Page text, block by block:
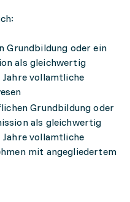
Grundbildung oder ein
als gleichwertig
Jahre vollamtliche
Grundbildung oder
als gleichwertig
Jahre vollamtliche
mit angegliedertem